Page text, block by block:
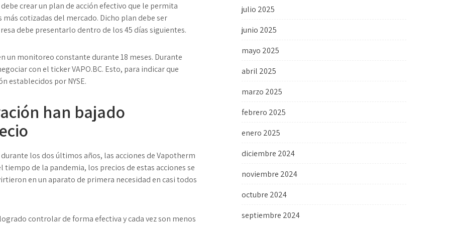
crear un plan de acción efectivo que le permita
cotizadas del mercado. Dicho plan debe ser
debe presentarlo dentro de los 45 días siguientes.
un monitoreo constante durante 18 meses. Durante
con el ticker VAPO.BC. Esto, para indicar que
establecidos por NYSE.
han bajado
los dos últimos años, las acciones de Vapotherm
tiempo de la pandemia, los precios de estas acciones se
en un aparato de primera necesidad en casi todos
controlar de forma efectiva y cada vez son menos
julio 2025
junio 2025
mayo 2025
abril 2025
marzo 2025
febrero 2025
enero 2025
diciembre 2024
noviembre 2024
octubre 2024
septiembre 2024